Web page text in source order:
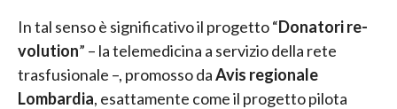
In tal senso è significativo il progetto “Donatori re-
volution” – la telemedicina a servizio della rete
trasfusionale –, promosso daAvis regionale
Lombardia, esattamente come il progetto pilota